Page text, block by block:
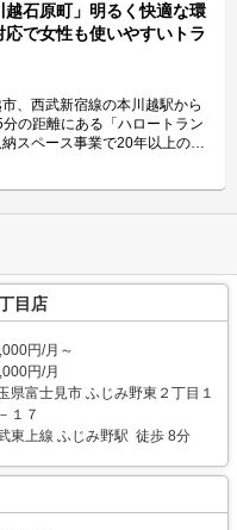
りや中野通りなどの大通りにも
ます。充実した設備とリーズナ
クに乗りたいけどスペースの問
か、防犯カメラやバリカーも設
収納頂けます。また、スタッフ
防犯面での点検をしっかり実
えて
合、2か月分の利用料が無料と
のご利用の場合、当月分及び
賃料0.5ヶ月分を頂いておりま
りません。 契約前の内覧につ
を頂けましたらご案内いたしま
のご質問はLIFULLトランクル
い。 編集後記 「バ
バイク専用の駐輪場である。株
うで、その影響かとことんお客
ペースグラン中野」にはバイク
ように作業用スペースや電気コ
高い駐輪スペースと言える。ま
いるのも利用者としては嬉しい
周囲への騒音をあまり気にする
いうのも特色だ。リーズナブル
沿いや中野通沿いにお住まいの
大規模のサービスを提供してお
用コンテナなど約4,500室を展
会社渡辺住研が運営している
途などをご紹介致します。
外コンテナ型の
リアに位置していて目立ってい
しての大型荷物の収納のほか、
として多くの方々に利用されて
は広々としており、アスファル
しやすい設計となっています。
ナは天井に断熱材が入っている
様の大切なお荷物も安心して収
隣の千住関屋町には住宅街が広
となります。また、その中でも
ともあり、バイクタイプもすご
パイプなどの大型荷物や工具、
などが収納されています。「ハ
おりますので、特に大型の荷物
置することができ、バイクコン
す。バイクコンテナの室内に
設置されており、場内は防犯カ
す。またスタッフが月2回程度
常がないかしっかり点検をして
ご用意しております。このほ
越石原町」明るく快適な環
で女性も使いやすいトラ
の距離にある「ハロートラン
スペース事業で20年以上の実
。1999年から今まで、トラン
ターなど約4,500室を運営し、
いる「ハロートランク川越石
川越石
用者専用の無料駐車場があるた
です。 部屋は0.5帖から5.1帖
ンクをメインカラーにした館内
やすい環境を演出していま
ベーターや台車、24時間温
います。また、荷物の出し入れ
しておりますので、お気軽にご
ァミリー層に多くご利用いただ
や趣味のゴルフグッズの置き場
わりにご利用されるケースが多
庫の保管などに利用しやすい
、ぜひお問い合わせくださ
目店
円/月～
円/月
県富士見市 ふじみ野東２丁目１
１７
東上線 ふじみ野駅 徒歩 8分